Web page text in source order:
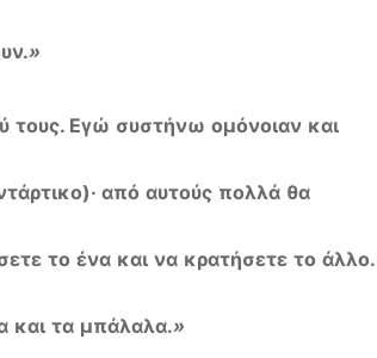
.»
τους. Εγώ συστήνω ομόνοιαν και
)· από αυτούς πολλά θα
το ένα και να κρατήσετε το άλλο.
και τα μπάλαλα.»